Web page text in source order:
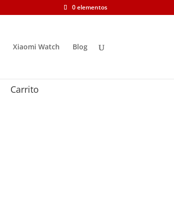
0 elementos
Xiaomi Watch Blog
Carrito